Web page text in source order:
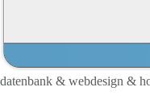
datenbank & webdesign &